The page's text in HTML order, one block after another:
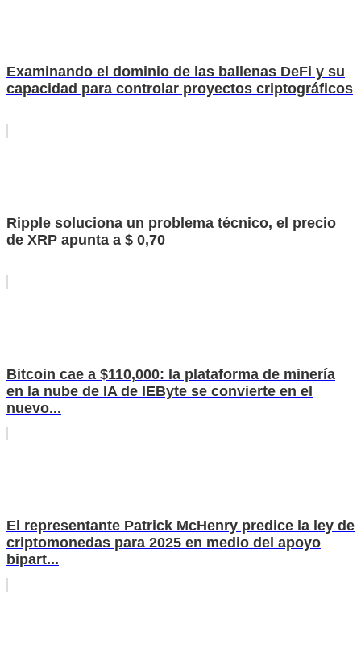
Examinando el dominio de las ballenas DeFi y su
capacidad para controlar proyectos criptográficos
Ripple soluciona un problema técnico, el precio
de XRP apunta a $ 0,70
Bitcoin cae a $110,000: la plataforma de minería
en la nube de IA de IEByte se convierte en el
nuevo...
El representante Patrick McHenry predice la ley de
criptomonedas para 2025 en medio del apoyo
bipart...